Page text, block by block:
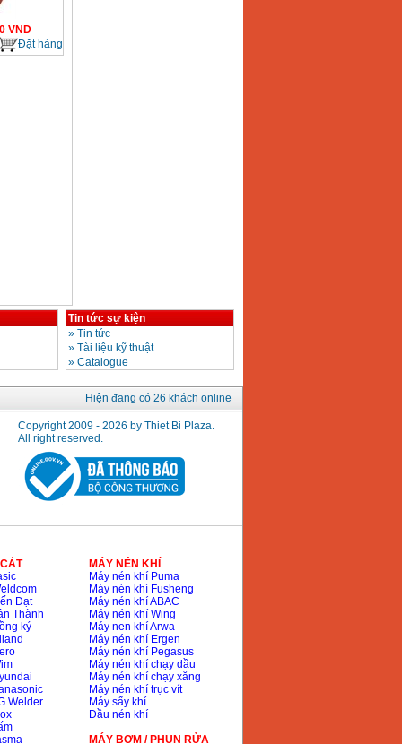
VND
Đặt hàng
Tin tức sự kiện
» Tin tức
» Tài liệu kỹ thuật
» Catalogue
Hiện đang có 26 khách online
Copyright 2009 - 2026 by Thiet Bi Plaza.
All right reserved.
Đạt
Thành
ký
Welder
MÁY NÉN KHÍ
Máy nén khí Puma
Máy nén khí Fusheng
Máy nén khí ABAC
Máy nén khí Wing
Máy nen khí Arwa
Máy nén khí Ergen
Máy nén khí Pegasus
Máy nén khí chạy dầu
Máy nén khí chạy xăng
Máy nén khí trục vít
Máy sấy khí
Đầu nén khí
MÁY BƠM / PHUN RỬA